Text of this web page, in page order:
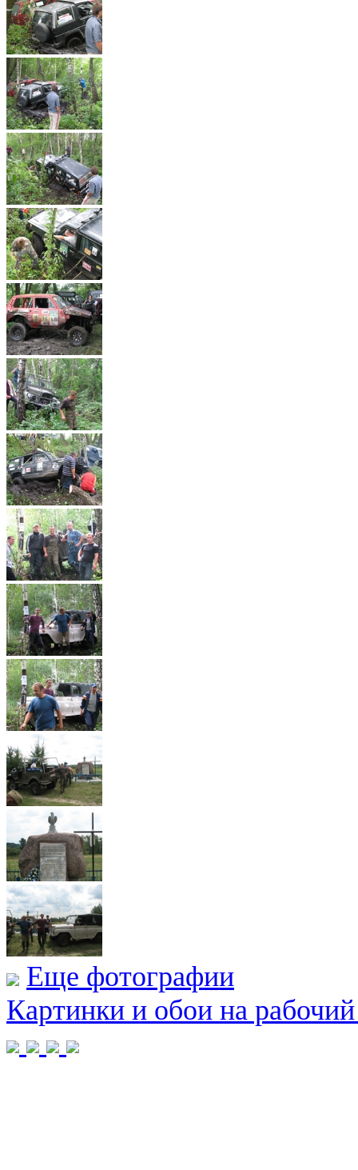
Еще фотографии
Картинки и обои на